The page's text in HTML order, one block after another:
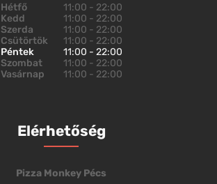
Hétfő
11:00 - 22:00
Kedd
11:00 - 22:00
Szerda
11:00 - 22:00
Csütörtök
11:00 - 22:00
Péntek
11:00 - 22:00
Szombat
11:00 - 22:00
Vasárnap
11:00 - 22:00
Elérhetőség
Pizza Monkey Pécs